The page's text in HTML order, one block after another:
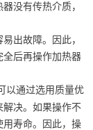
没有传热介质，
出故障。因此，
全后再操作加热器
以通过选用质量优
解决。如果操作不
用寿命。因此，操